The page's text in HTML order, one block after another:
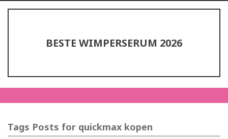
BESTE WIMPERSERUM 2026
Tags Posts for quickmax kopen